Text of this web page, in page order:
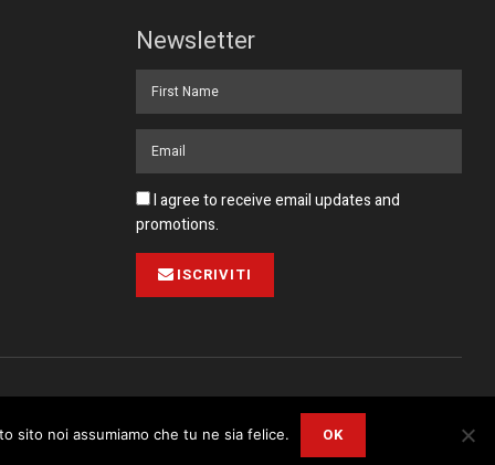
Newsletter
I agree to receive email updates and
promotions.
ISCRIVITI
Pubblicità Collabora con noi Contatto Privacy Policy
Privacy and Cookie Policy. I Agree
sito noi assumiamo che tu ne sia felice. OK